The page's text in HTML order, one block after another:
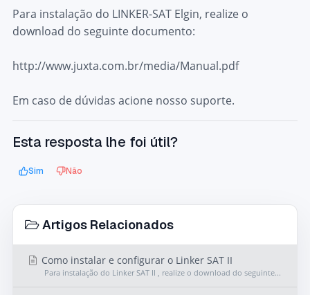
Para instalação do LINKER-SAT Elgin, realize o
download do seguinte documento:
http://www.juxta.com.br/media/Manual.pdf
Em caso de dúvidas acione nosso suporte.
Esta resposta lhe foi útil?
Sim Não
Artigos Relacionados
Como instalar e configurar o Linker SAT II
Para instalação do Linker SAT II , realize o download do seguinte...